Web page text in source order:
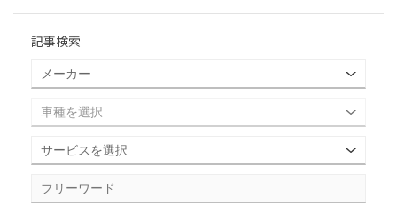
記事検索